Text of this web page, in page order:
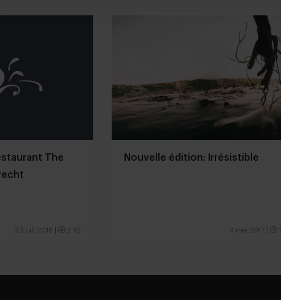
The
23 juli 2018 2:42
Nouvelle édition: Irrésistible
4 mei 2017